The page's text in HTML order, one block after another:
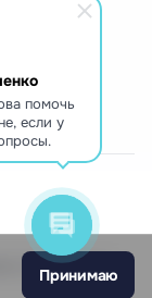
помочь
если у
Принимаю
обеспечения